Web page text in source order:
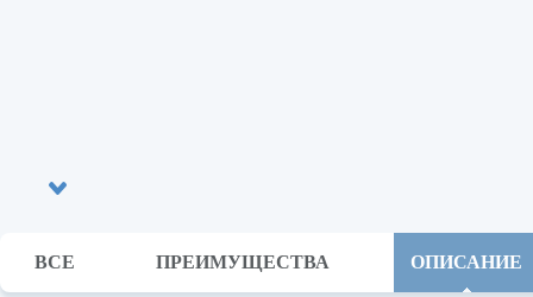
ВСЕ ПРЕИМУЩЕСТВА ОПИСАНИЕ